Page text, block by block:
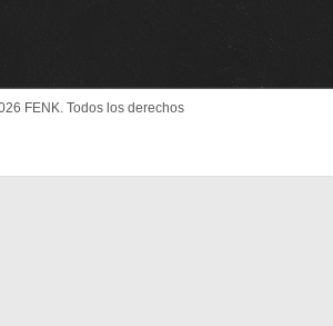
FENK. Todos los derechos